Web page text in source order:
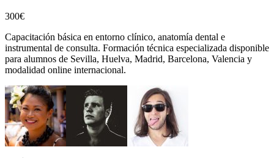
300€
Capacitación básica en entorno clínico, anatomía dental e
instrumental de consulta. Formación técnica especializada disponible
para alumnos de Sevilla, Huelva, Madrid, Barcelona, Valencia y
modalidad online internacional.